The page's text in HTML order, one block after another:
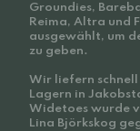
Groundies,
Reima, Altra und
ausgewählt, um
zu geben.
Wir liefern schnell
Lagern in
Widetoes wurde
Lina Björkskog